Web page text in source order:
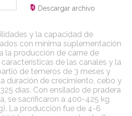
Descargar archivo
y la capacidad de
con mínima suplementación
la producción de carne de
de las canales y la
de temeros de 3 meses y
duración de crecimiento, cebo y
días. Con ensilado de pradera
se sacrificaron a 400-425 kg
La producción fue de 4-6